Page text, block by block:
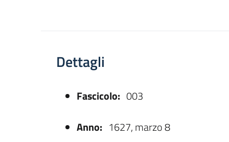
Dettagli
Fascicolo: 003
Anno: 1627, marzo 8